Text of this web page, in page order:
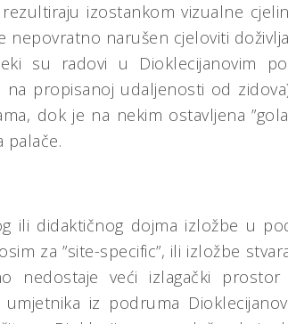
izostankom vizualne
nepovratno narušen cjeloviti
su radovi u Dioklecijanovim
propisanoj udaljenosti od
dok je na nekim ostavljena
palače.
ili didaktičnog dojma izložbe u
za ”site-specific”, ili izložbe
nedostaje veći izlagački
iz podruma